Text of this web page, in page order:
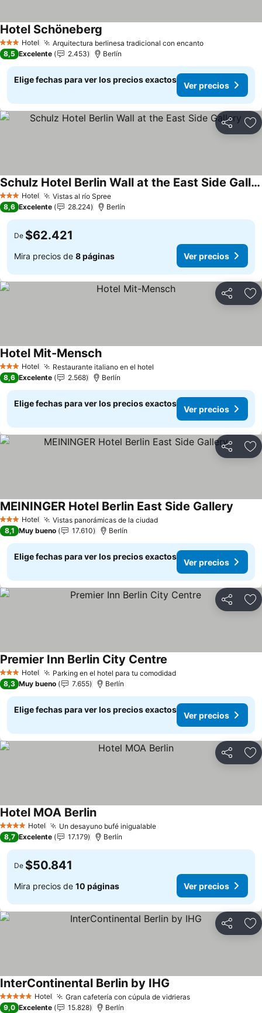
3 Estrellas
Hotel Arquitectura berlinesa tradicional con encantoVer precios
Hotel Schöneberg
8,5 Excelente 2.453 Berlín
Elige fechas para ver los precios exactos
Ver precios
Compartir
3 Estrellas
Hotel Vistas al río SpreeVer precios
Schulz Hotel Berlin Wall at the East Side Gallery
Ver precios
8,6 Excelente 28.224 Berlín
De $62.421
Mira precios de 8 páginas Ver precios
Compartir
3 Estrellas
Hotel Restaurante italiano en el hotel
Hotel Mit-MenschVer precios
8,6 Excelente 2.568 Berlín
Elige fechas para ver los precios exactos
Ver precios
Compartir
3 Estrellas
Hotel Vistas panorámicas de la ciudadVer precios
MEININGER Hotel Berlin East Side Gallery
8,1 Muy bueno 17.610 Berlín
Elige fechas para ver los precios exactos
Ver precios
Compartir
3 Estrellas
Hotel Parking en el hotel para tu comodidadVer precios
Premier Inn Berlin City Centre
8,3 Muy bueno 7.655 Berlín
Elige fechas para ver los precios exactos
Ver precios
Compartir
4 EstrellasHotel Un desayuno bufé inigualableVer precios
Hotel MOA BerlinVer precios
8,7 Excelente 17.179 Berlín
De $50.841
Mira precios de 10 páginas Ver precios
Compartir
5 Estrellas Hotel Gran cafetería con cúpula de vidrierasVer precios
InterContinental Berlin by IHG
9,0 Excelente 15.828 Berlín